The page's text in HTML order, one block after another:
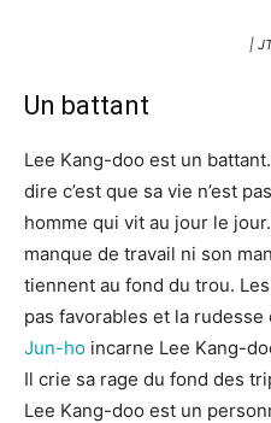
|
Un battant
Lee Kang-doo est un
dire c’est que sa vie n’est
homme qui vit au jour le
manque de travail ni son
tiennent au fond du trou.
pas favorables et la rudesse
Jun-ho incarne Lee Kang-
Il crie sa rage du fond des
Lee Kang-doo est un